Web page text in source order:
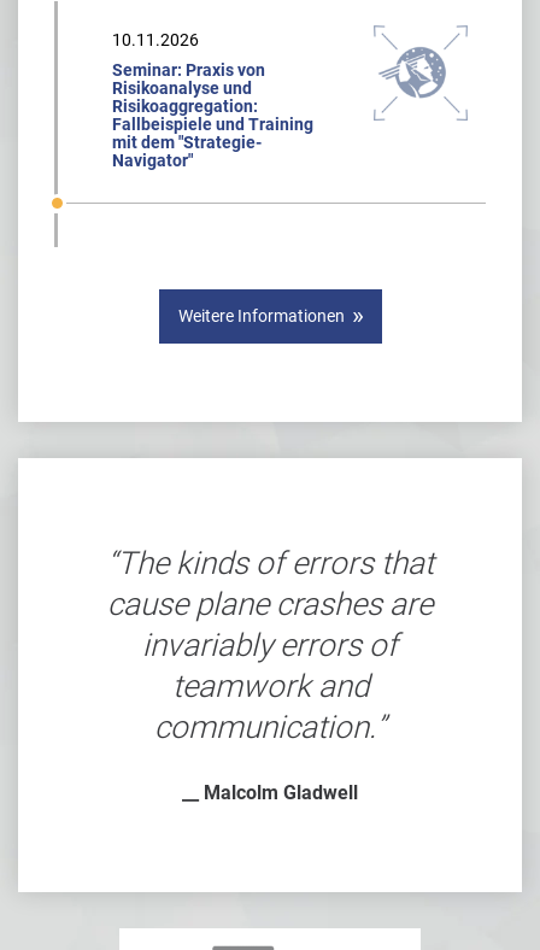
10.11.2026
Seminar: Praxis von
Risikoanalyse und
Risikoaggregation:
Fallbeispiele und Training
mit dem "Strategie-
Navigator"
Weitere Informationen
The kinds of errors that
cause plane crashes are
invariably errors of
teamwork and
communication.
__ Malcolm Gladwell